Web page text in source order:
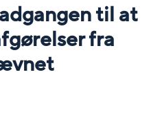
til at
fra